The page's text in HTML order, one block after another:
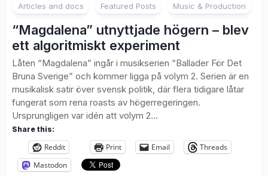
Articles and docs Featured Posts Music & Production
“Magdalena” utnyttjade högern – blev
ett algoritmiskt experiment
Låten “Magdalena” ingår i musikserien “Ballader För Det
Bruna Sverige” och kommer ligga på volym 2. Serien är en
musikalisk satir över svensk politik, där flera tidigare låtar
fungerat som rena roasts av högerregeringen.
Ursprungligen var idén att volym 2...
Share this:
Reddit Print Email
Threads
Mastodon